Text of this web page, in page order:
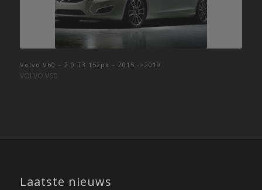
Volvo V60 – T6 – Polestar – 367pk 2014->2019
VOLVO V60
Volvo V60 – 2.0 T3 152pk – 2015 ->2019
VOLVO V60
Laatste nieuws